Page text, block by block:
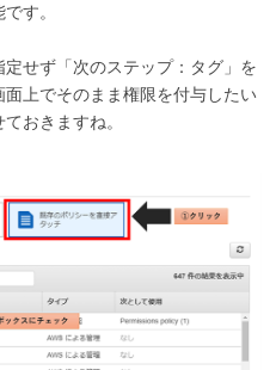
す。
せず「次のステップ：タグ」を
上でそのまま権限を付与したい
おきますね。